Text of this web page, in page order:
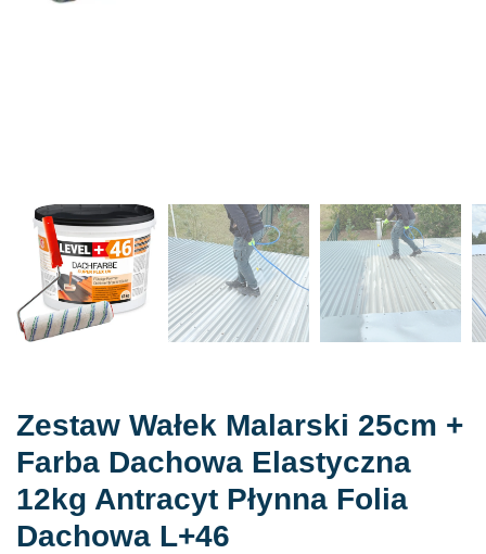
Zestaw Wałek Malarski 25cm +
Farba Dachowa Elastyczna
12kg Antracyt Płynna Folia
Dachowa L+46